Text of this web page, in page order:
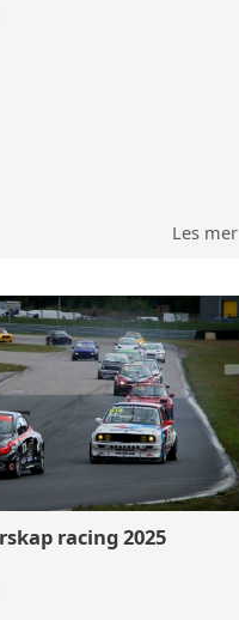
Les mer
racing 2025